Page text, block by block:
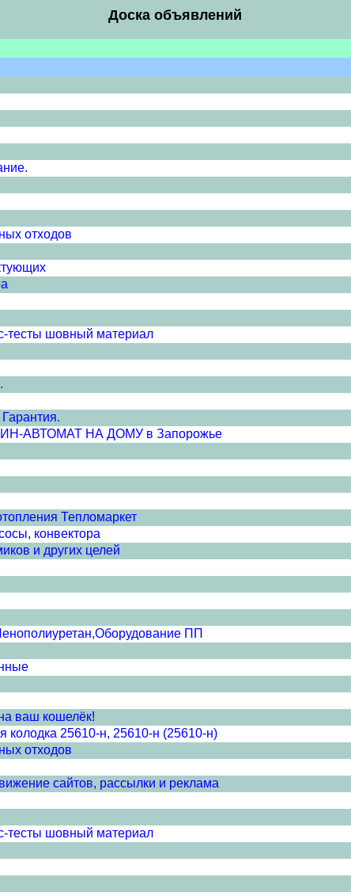
Доска объявлений
отходов
тесты шовный материал
НА ДОМУ в Запорожье
Тепломаркет
конвектора
и других целей
ПП
ваш кошелёк!
колодка 25610-н, 25610-н (25610-н)
отходов
сайтов, рассылки и реклама
тесты шовный материал